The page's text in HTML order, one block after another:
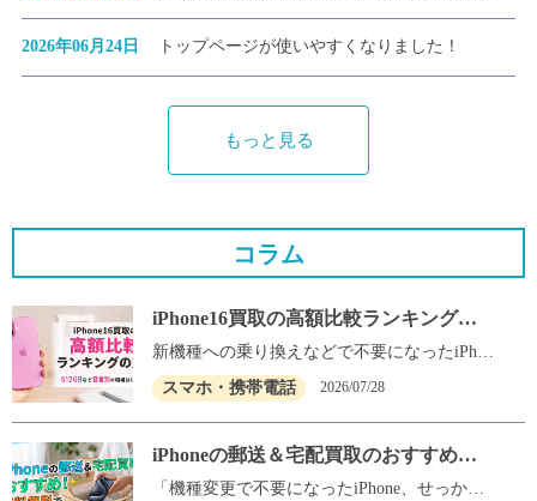
2026年06月24日 トップページが使いやすくなりました！
もっと見る
コラム
iPhone16買取の高額比較ランキングの
罠！512GBなど容量別の相場はいく
ら？
新機種への乗り換えなどで不要になったiPhon
e16、せっかく手放すなら1円でも高く売りた
いですよね。 いざ売却を考えたとき、「iPhon
e16を売る相場はいくらですか？」「結局、iP
hone16が高く売れる場所はどこ？」と疑問に
思う方は非常に多いはずです。とくに、iPhon
e16（512GB）などの大容量モデルは元の端末
スマホ・携帯電話 2026/07/28
iPhoneの郵送＆宅配買取のおすすめ！
送料無料で一番高く売る方法
「機種変更で不要になったiPhone、せっかく